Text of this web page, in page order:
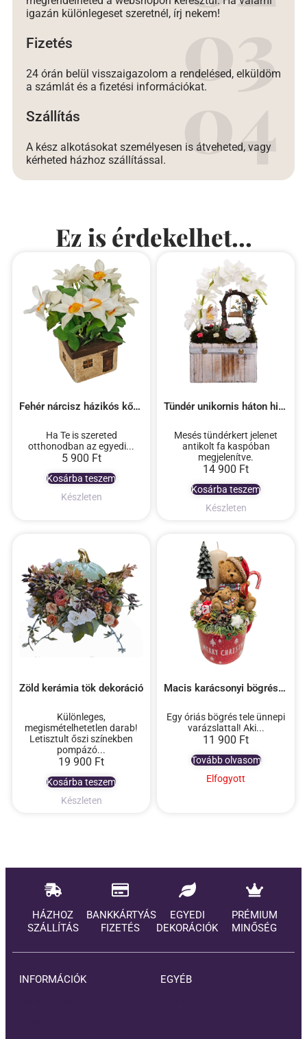
igazán különlegeset szeretnél, írj nekem!
Fizetés
24 órán belül visszaigazolom a rendelésed, elküldöm
a számlát és a fizetési információkat.
Szállítás
A kész alkotásokat személyesen is átveheted, vagy
kérheted házhoz szállítással.
Ez is érdekelhet...
Készleten
Fehér nárcisz házikós kőkaspóban
5 900 Ft
Ha Te is szereted
otthonodban az egyedi...
Kosárba teszem
Készleten
Tündér unikornis háton hintával fa kaspóban
14 900 Ft
Mesés tündérkert jelenet
antikolt fa kaspóban
megjelenítve.
Kosárba teszem
Készleten
Zöld kerámia tök dekoráció
19 900 Ft
Különleges,
megismételhetetlen darab!
Letisztult őszi színekben
pompázó...
Kosárba teszem Elfogyott
Macis karácsonyi bögrés dekoráció
11 900 Ft
Egy óriás bögrés tele ünnepi
varázslattal! Aki...
Tovább olvasom
HÁZHOZ
SZÁLLÍTÁS
BANKKÁRTYÁS
FIZETÉS
EGYEDI
DEKORÁCIÓK
PRÉMIUM
MINŐSÉG
INFORMÁCIÓK EGYÉB